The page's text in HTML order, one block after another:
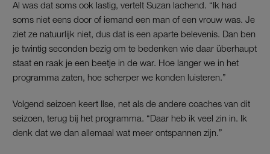
Al was dat soms ook lastig, vertelt Suzan lachend. “Ik had
soms niet eens door of iemand een man of een vrouw was. Je
ziet ze natuurlijk niet, dus dat is een aparte belevenis. Dan ben
je twintig seconden bezig om te bedenken wie daar überhaupt
staat en raak je een beetje in de war. Hoe langer we in het
programma zaten, hoe scherper we konden luisteren.”
Volgend seizoen keert Ilse, net als de andere coaches van dit
seizoen, terug bij het programma. “Daar heb ik veel zin in. Ik
denk dat we dan allemaal wat meer ontspannen zijn.”